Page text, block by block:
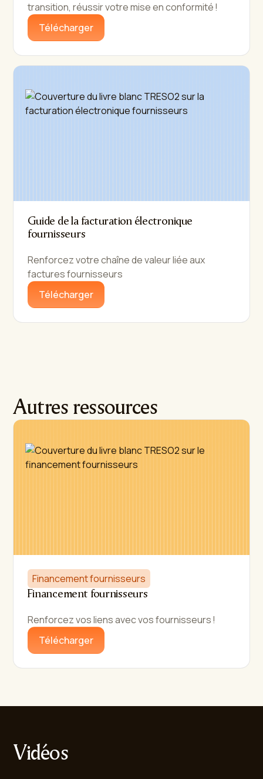
transition, réussir votre mise en conformité !
Télécharger
Guide de la facturation électronique
fournisseurs
Renforcez votre chaîne de valeur liée aux
factures fournisseurs
Télécharger
Autres ressources
Financement fournisseurs
Financement fournisseurs
Renforcez vos liens avec vos fournisseurs !
Télécharger
Vidéos